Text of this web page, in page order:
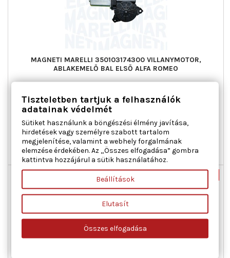
MAGNETI MARELLI 350103174300 VILLANYMOTOR,
ABLAKEMELŐ BAL ELSŐ ALFA ROMEO
Ajtók száma : 4, Beépítési oldal : bal első, Kiegészítő
cikk/kiegészítő info : Villanymotorral, Működési mód :
elektromos, Páros cikkszám : 350103174400
Ár
56 653 FtNormál
ár
70 816 Ft
 Kosárba Bővebben
Raktáron
Akciós!
Tiszteletben tartjuk a felhasználók
adatainak védelmét
Sütiket használunk a böngészési élmény javítása,
hirdetések vagy személyre szabott tartalom
megjelenítése, valamint a webhely forgalmának
elemzése érdekében. Az „Összes elfogadása” gombra
kattintva hozzájárul a sütik használatához.
Beállítások
Elutasít
Összes elfogadása